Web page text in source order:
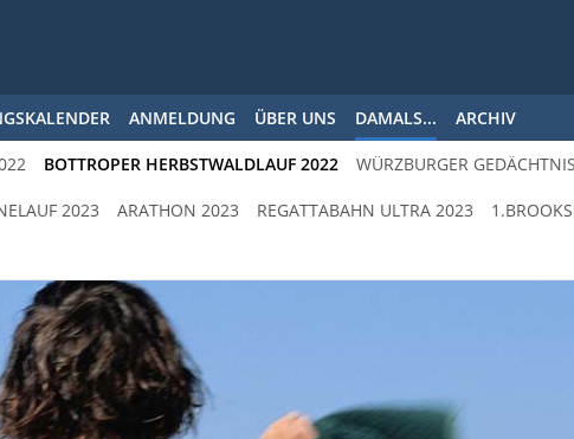
ANMELDUNG ÜBER UNS DAMALS... ARCHIV
BOTTROPER HERBSTWALDLAUF 2022 WÜRZBURGER
2023 ARATHON 2023 REGATTABAHN ULTRA 2023